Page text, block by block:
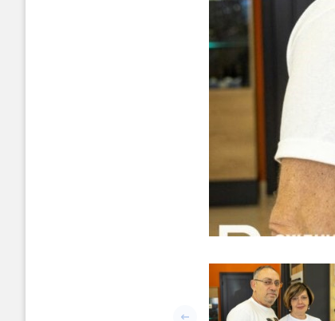
Попередній слайд